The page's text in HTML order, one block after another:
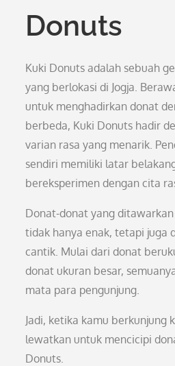
Donuts
Kuki Donuts adalah sebuah
yang berlokasi di Jogja.
untuk menghadirkan donat
berbeda, Kuki Donuts hadir
varian rasa yang menarik.
sendiri memiliki latar
bereksperimen dengan cita
Donat-donat yang
tidak hanya enak, tetapi juga
cantik. Mulai dari donat
donat ukuran besar,
mata para pengunjung.
Jadi, ketika kamu berkunjung
lewatkan untuk mencicipi
Donuts.